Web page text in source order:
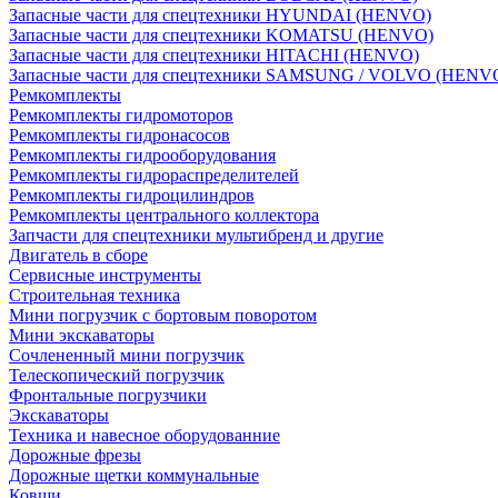
Запасные части для спецтехники HYUNDAI (HENVO)
Запасные части для спецтехники KOMATSU (HENVO)
Запасные части для спецтехники HITACHI (HENVO)
Запасные части для спецтехники SAMSUNG / VOLVO
Ремкомплекты
Ремкомплекты гидромоторов
Ремкомплекты гидронасосов
Ремкомплекты гидрооборудования
Ремкомплекты гидрораспределителей
Ремкомплекты гидроцилиндров
Ремкомплекты центрального коллектора
Запчасти для спецтехники мультибренд и другие
Двигатель в сборе
Сервисные инструменты
Строительная техника
Мини погрузчик с бортовым поворотом
Мини экскаваторы
Сочлененный мини погрузчик
Телескопический погрузчик
Фронтальные погрузчики
Экскаваторы
Техника и навесное оборудованние
Дорожные фрезы
Дорожные щетки коммунальные